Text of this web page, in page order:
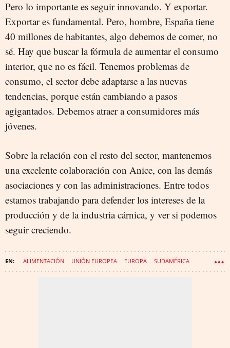
Pero lo importante es seguir innovando. Y exportar.
Exportar es fundamental. Pero, hombre, España tiene
40 millones de habitantes, algo debemos de comer, no
sé. Hay que buscar la fórmula de aumentar el consumo
interior, que no es fácil. Tenemos problemas de
consumo, el sector debe adaptarse a las nuevas
tendencias, porque están cambiando a pasos
agigantados. Debemos atraer a consumidores más
jóvenes.
Sobre la relación con el resto del sector, mantenemos
una excelente colaboración con Anice, con las demás
asociaciones y con las administraciones. Entre todos
estamos trabajando para defender los intereses de la
producción y de la industria cárnica, y ver si podemos
seguir creciendo.
ALIMENTACIÓN UNIÓN EUROPEA EUROPA SUDAMÉRICA